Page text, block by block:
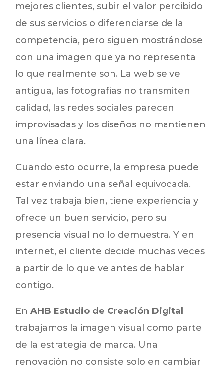
mejores clientes, subir el valor percibido
de sus servicios o diferenciarse de la
competencia, pero siguen mostrándose
con una imagen que ya no representa
lo que realmente son. La web se ve
antigua, las fotografías no transmiten
calidad, las redes sociales parecen
improvisadas y los diseños no mantienen
una línea clara.
Cuando esto ocurre, la empresa puede
estar enviando una señal equivocada.
Tal vez trabaja bien, tiene experiencia y
ofrece un buen servicio, pero su
presencia visual no lo demuestra. Y en
internet, el cliente decide muchas veces
a partir de lo que ve antes de hablar
contigo.
EnAHB Estudio de Creación Digital
trabajamos la imagen visual como parte
de la estrategia de marca. Una
renovación no consiste solo en cambiar